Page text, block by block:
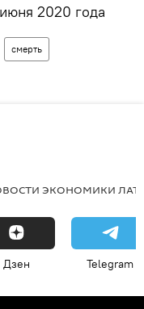
2020 года
смерть
ЭКОНОМИКИ
Дзен Telegram